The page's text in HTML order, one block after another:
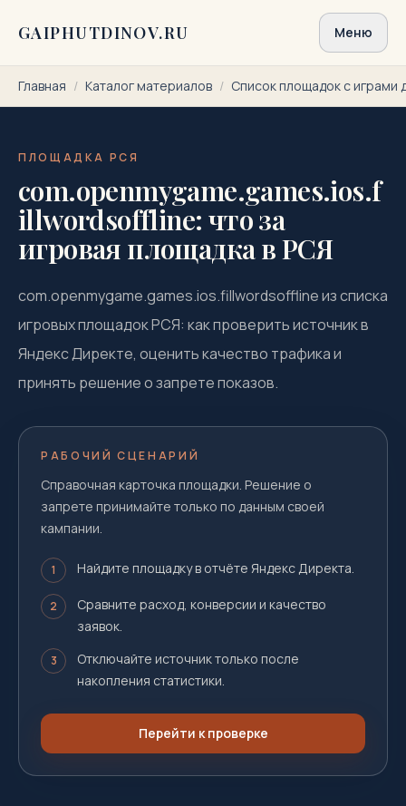
GAIPHUTDINOV.RU Меню
Главная / Каталог материалов / Список площадок с играми
ПЛОЩАДКА РСЯ
com.openmygame.games.ios.f
illwordsoffline: что за
игровая площадка в РСЯ
com.openmygame.games.ios.fillwordsoffline из списка
игровых площадок РСЯ: как проверить источник в
Яндекс Директе, оценить качество трафика и
принять решение о запрете показов.
РАБОЧИЙ СЦЕНАРИЙ
Справочная карточка площадки. Решение о
запрете принимайте только по данным своей
кампании.
1 Найдите площадку в отчёте Яндекс Директа.
2
Сравните расход, конверсии и качество
заявок.
3
Отключайте источник только после
накопления статистики.
Перейти к проверке